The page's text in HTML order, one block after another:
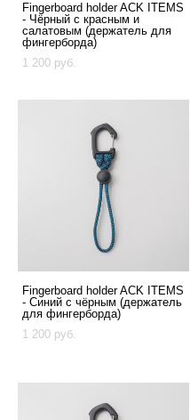
Fingerboard holder ACK ITEMS
- Чёрный с красным и
салатовым (держатель для
фингерборда)
1 200 pуб.
Fingerboard holder ACK ITEMS
- Синий с чёрным (держатель
для фингерборда)
1 200 pуб.